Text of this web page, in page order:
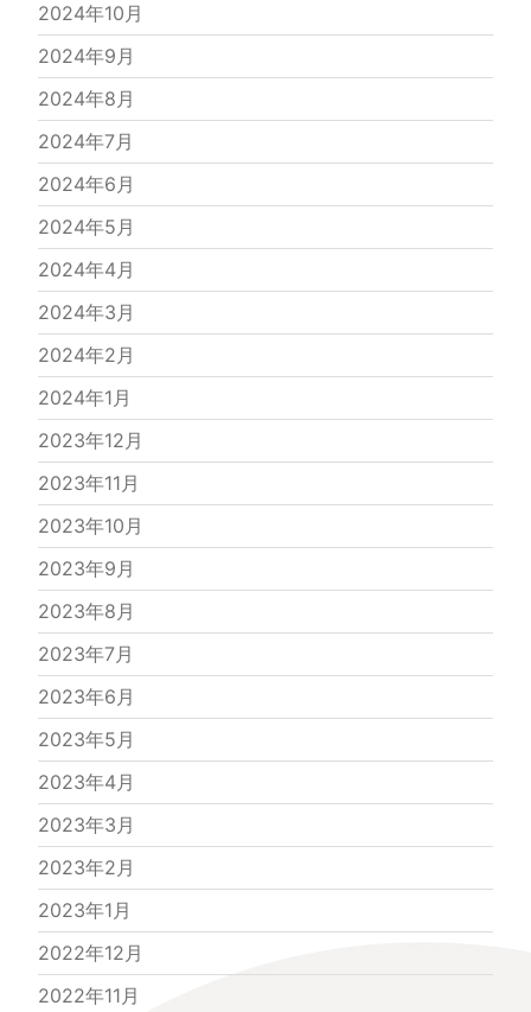
2024年10月
2024年9月
2024年8月
2024年7月
2024年6月
2024年5月
2024年4月
2024年3月
2024年2月
2024年1月
2023年12月
2023年11月
2023年10月
2023年9月
2023年8月
2023年7月
2023年6月
2023年5月
2023年4月
2023年3月
2023年2月
2023年1月
2022年12月
2022年11月